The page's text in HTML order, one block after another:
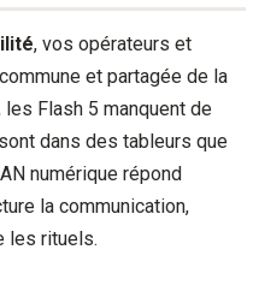
, vos opérateurs et
et partagée de la
Flash 5 manquent de
dans des tableurs que
numérique répond
la communication,
les rituels.